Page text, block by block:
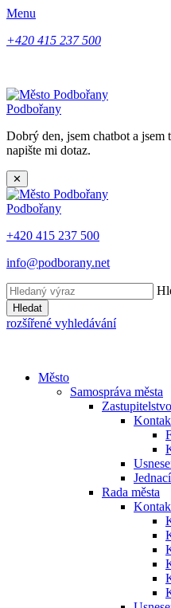
Menu
+420 415 237 500
Podbořany
Dobrý den, jsem chatbot a
napište mi dotaz.
✕
Podbořany
+420 415 237 500
info@podborany.net
Hledat
rozšířené vyhledávání
Město
Samospráva města
Rada města